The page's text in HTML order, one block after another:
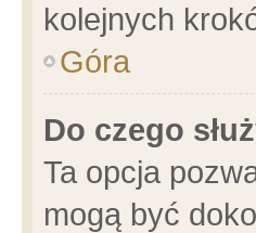
kolejnych
Góra
Do czego
Ta opcja
mogą być